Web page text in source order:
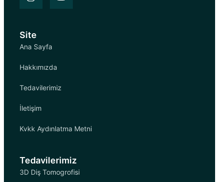
Site
Ana Sayfa
Hakkımızda
Tedavilerimiz
İletişim
Kvkk Aydınlatma Metni
Tedavilerimiz
3D Diş Tomogrofisi